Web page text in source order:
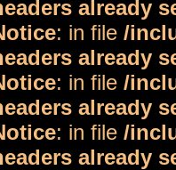
already
: in file /
already
: in file /
already
: in file /
already